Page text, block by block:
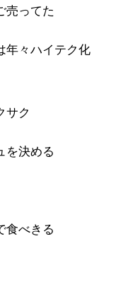
売ってた
年々ハイテク化
サク
を決める
食べきる